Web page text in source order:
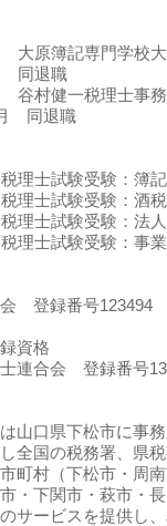
大原簿記専門学校
同退職
谷村健一税理士事
同退職
理士試験受験：簿
理士試験受験：酒
理士試験受験：法
理士試験受験：事
登録番号123494
資格
連合会 登録番号
山口県下松市に事
全国の税務署、県
町村（下松市・周
・下関市・萩市・
サービスを提供し